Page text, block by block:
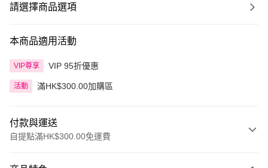
請選擇商品選項
本商品適用活動
VIP尊享 VIP 95折優惠
活動 滿HK$300.00加購區
付款與運送
自提點滿HK$300.00免運費